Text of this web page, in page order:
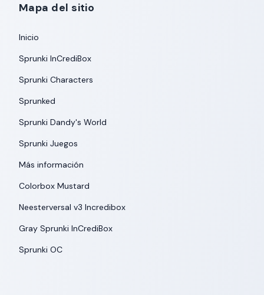
Mapa del sitio
Inicio
Sprunki InCrediBox
Sprunki Characters
Sprunked
Sprunki Dandy's World
Sprunki Juegos
Más información
Colorbox Mustard
Neesterversal v3 Incredibox
Gray Sprunki InCrediBox
Sprunki OC